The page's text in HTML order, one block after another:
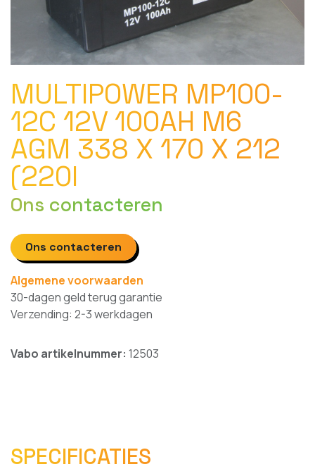
MULTIPOWER MP100-
12C 12V 100AH M6
AGM 338 X 170 X 212
(220I
Ons contacteren
Ons contacteren
Algemene voorwaarden
30-dagen geld terug garantie
Verzending: 2-3 werkdagen
Vabo artikelnummer: 12503
SPECIFICATIES